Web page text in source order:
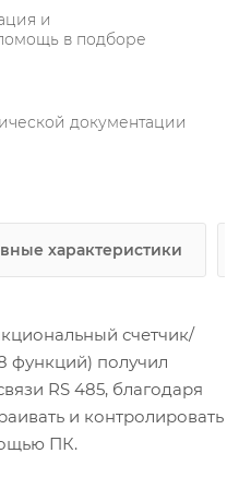
содержимого памяти
типа).
разрядов: 999,99 c,
управления.
и
в подборе
документации
характеристики
счетчик/
функций) получил
RS 485, благодаря
и контролировать
ПК.